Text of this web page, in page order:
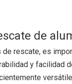
de
rescate, es
y facilidad